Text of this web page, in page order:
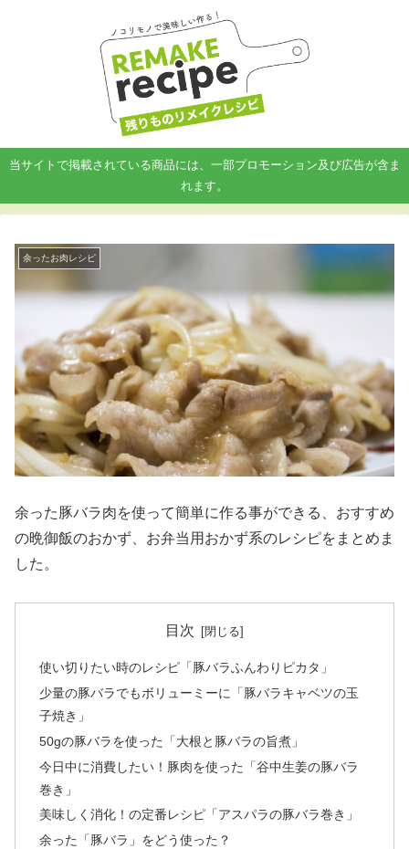
当サイトで掲載されている商品には、一部プロモーション及び広告が含ま
れます。
余ったお肉レシピ
余った豚バラ肉を使って簡単に作る事ができる、おすすめ
の晩御飯のおかず、お弁当用おかず系のレシピをまとめま
した。
目次
使い切りたい時のレシピ「豚バラふんわりピカタ」
少量の豚バラでもボリューミーに「豚バラキャベツの玉
子焼き」
50gの豚バラを使った「大根と豚バラの旨煮」
今日中に消費したい！豚肉を使った「谷中生姜の豚バラ
巻き」
美味しく消化！の定番レシピ「アスパラの豚バラ巻き」
余った「豚バラ」をどう使った？